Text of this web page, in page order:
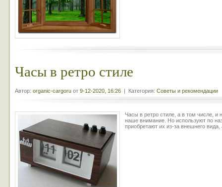
Часы в ретро стиле
Автор: organic-cargoru от 9-12-2020, 16:26 | Категория: Советы и рекомендации
Часы в ретро стиле, а в том числе, и
наше внимание. Но используют по
приобретают их из-за внешнего